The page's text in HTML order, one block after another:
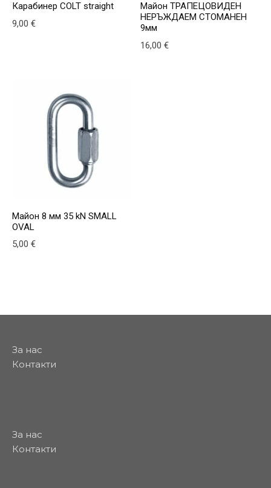
Карабинер COLT straight
9,00 €
Майон ТРАПЕЦОВИДЕН
НЕРЪЖДАЕМ СТОМАНЕН
9мм
16,00€
Майон 8 мм 35 kN SMALL
OVAL
5,00 €
За нас
Контакти
За нас
Контакти